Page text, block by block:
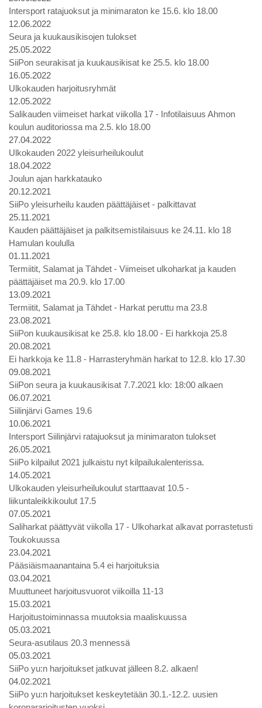
Intersport ratajuoksut ja minimaraton ke 15.6. klo 18.00
12.06.2022
Seura ja kuukausikisojen tulokset
25.05.2022
SiiPon seurakisat ja kuukausikisat ke 25.5. klo 18.00
16.05.2022
Ulkokauden harjoitusryhmät
12.05.2022
Salikauden viimeiset harkat viikolla 17 - Infotilaisuus Ahmon
koulun auditoriossa ma 2.5. klo 18.00
27.04.2022
Ulkokauden 2022 yleisurheilukoulut
18.04.2022
Joulun ajan harkkatauko
20.12.2021
SiiPo yleisurheilu kauden päättäjäiset - palkittavat
25.11.2021
Kauden päättäjäiset ja palkitsemistilaisuus ke 24.11. klo 18
Hamulan koululla
01.11.2021
Termiitit, Salamat ja Tähdet - Viimeiset ulkoharkat ja kauden
päättäjäiset ma 20.9. klo 17.00
13.09.2021
Termiitit, Salamat ja Tähdet - Harkat peruttu ma 23.8
23.08.2021
SiiPon kuukausikisat ke 25.8. klo 18.00 - Ei harkkoja 25.8
20.08.2021
Ei harkkoja ke 11.8 - Harrasteryhmän harkat to 12.8. klo 17.30
09.08.2021
SiiPon seura ja kuukausikisat 7.7.2021 klo: 18:00 alkaen
06.07.2021
Siilinjärvi Games 19.6
10.06.2021
Intersport Siilinjärvi ratajuoksut ja minimaraton tulokset
26.05.2021
SiiPo kilpailut 2021 julkaistu nyt kilpailukalenterissa.
14.05.2021
Ulkokauden yleisurheilukoulut starttaavat 10.5 -
liikuntaleikkikoulut 17.5
07.05.2021
Saliharkat päättyvät viikolla 17 - Ulkoharkat alkavat porrastetusti
Toukokuussa
23.04.2021
Pääsiäismaanantaina 5.4 ei harjoituksia
03.04.2021
Muuttuneet harjoitusvuorot viikoilla 11-13
15.03.2021
Harjoitustoiminnassa muutoksia maaliskuussa
05.03.2021
Seura-asutilaus 20.3 mennessä
05.03.2021
SiiPo yu:n harjoitukset jatkuvat jälleen 8.2. alkaen!
04.02.2021
SiiPo yu:n harjoitukset keskeytetään 30.1.-12.2. uusien